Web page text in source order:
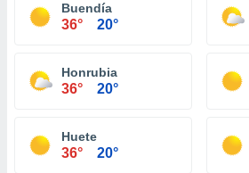
Buendía
36° 20°
Honrubia
36° 20°
Huete
36° 20°